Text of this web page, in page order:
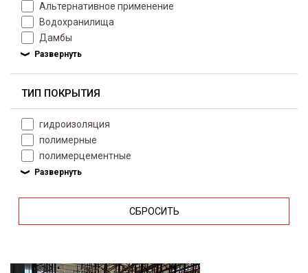
Альтернативное применение
Водохранилища
Дамбы
ТИП ПОКРЫТИЯ
гидроизоляция
полимерные
полимерцементные
СБРОСИТЬ